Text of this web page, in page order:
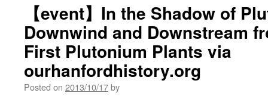
【event】In the Shadow of
Downwind and Downstream
First Plutonium Plants via
ourhanfordhistory.org
Posted on 2013/10/17by